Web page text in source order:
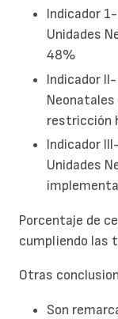
Indicador
Unidades
48%
Indicador
restricción
Indicador
Unidades
Porcentaje de
cumpliendo las
Otras
Son